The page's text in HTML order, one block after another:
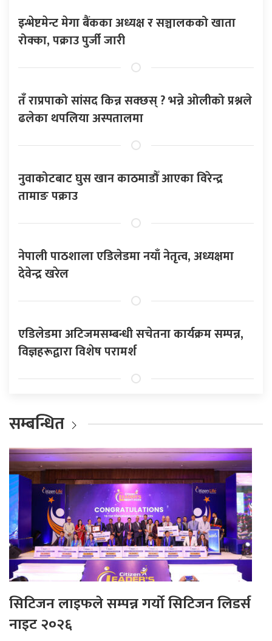
इन्भेष्टमेन्ट मेगा बैंकका अध्यक्ष र सञ्चालकको खाता
रोक्का, पक्राउ पुर्जी जारी
तँ राप्रपाको सांसद किन्न सक्छस् ? भन्ने ओलीको प्रश्नले
ढलेका थपलिया अस्पतालमा
नुवाकोटबाट घुस खान काठमाडौँ आएका विरेन्द्र
तामाङ पक्राउ
नेपाली पाठशाला एडिलेडमा नयाँ नेतृत्व, अध्यक्षमा
देवेन्द्र खरेल
एडिलेडमा अटिजमसम्बन्धी सचेतना कार्यक्रम सम्पन्न,
विज्ञहरूद्वारा विशेष परामर्श
सम्बन्धित
सिटिजन लाइफले सम्पन्न गर्यो सिटिजन लिडर्स
नाइट २०२६